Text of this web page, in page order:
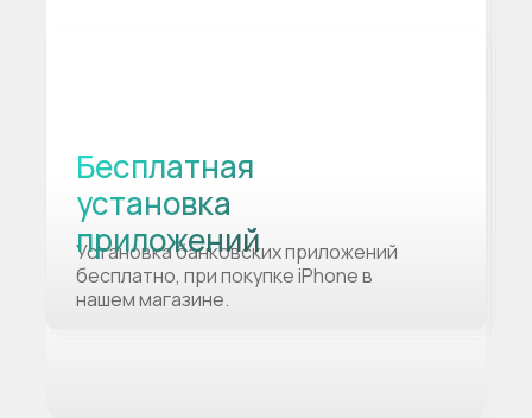
Установка банковских приложений
бесплатно, при покупке iPhone в
нашем магазине.
Бесплатная
установка
приложений